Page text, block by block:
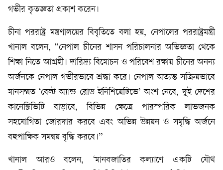
গভীর কৃতজ্ঞতা প্রকাশ করেন।
চীনা পররাষ্ট্র মন্ত্রণালয়ের বিবৃতিতে বলা হয়, নেপালের পররাষ্ট্রমন্ত্রী
খানাল বলেন, “নেপাল চীনের শাসন পরিচালনার অভিজ্ঞতা থেকে
শিক্ষা নিতে আগ্রহী। দারিদ্র্য বিমোচন ও পরিবেশ রক্ষায় চীনের অনন্য
অর্জনকে নেপাল গভীরভাবে শ্রদ্ধা করে। নেপাল অত্যন্ত সক্রিয়ভাবে
মানসম্মত ‘বেল্ট অ্যান্ড রোড ইনিশিয়েটিভে’ অংশ নেবে, দুই দেশের
কানেক্টিভিটি বাড়াবে, বিভিন্ন ক্ষেত্রে পারস্পরিক লাভজনক
সহযোগিতা জোরদার করবে এবং অভিন্ন উন্নয়ন ও সমৃদ্ধি অর্জনে
বহুপাক্ষিক সমন্বয় বৃদ্ধি করবে।”
খানাল আরও বলেন, ‘মানবজাতির কল্যাণে একটি যৌথ